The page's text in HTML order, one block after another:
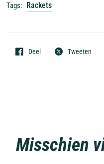
Tags: Rackets
Deel Tweeten
Misschien